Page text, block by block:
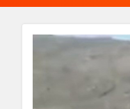
Səhifə